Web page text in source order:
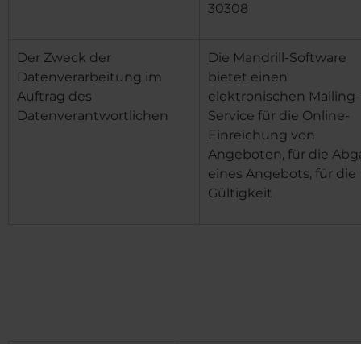
30308
Der Zweck der
Datenverarbeitung im
Auftrag des
Datenverantwortlichen
Die Mandrill-Software
bietet einen
elektronischen Mailing-
Service für die Online-
Einreichung von
Angeboten, für die
eines Angebots, für die
Gültigkeit